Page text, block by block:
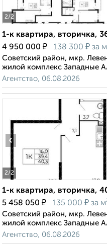
2/2
1-к квартира, вторичка,
4 950 000 ₽ 138 300 ₽ за
Советский район, мкр.
жилой комплекс Западные
Агентство, 06.08.2026
2/2
‹
1-к квартира, вторичка,
5 458 050 ₽ 135 000 ₽ за
Советский район, мкр.
жилой комплекс Западные
Агентство, 06.08.2026